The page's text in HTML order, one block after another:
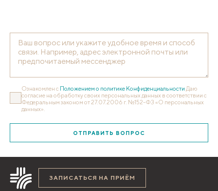
Ознакомлен с Положением о политике Конфиденциальности Даю
согласие на обработку своих персональных данных в соответствии с
Федеральным законом от 27.07.2006 г. №152-ФЗ «О персональных
данных».
ОТПРАВИТЬ ВОПРОС
ЗАПИСАТЬСЯ НА ПРИЁМ